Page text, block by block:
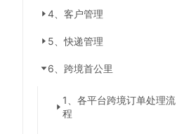
4、客户管理
5、快递管理
6、跨境首公里
1、各平台跨境订单处理流
程